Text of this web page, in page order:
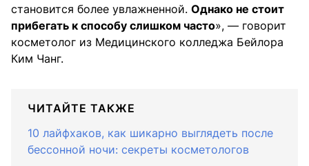
становится более увлажненной. Однако не стоит
прибегать к способу слишком часто», — говорит
косметолог из Медицинского колледжа Бейлора
Ким Чанг.
ЧИТАЙТЕ ТАКЖЕ
10 лайфхаков, как шикарно выглядеть после
бессонной ночи: секреты косметологов